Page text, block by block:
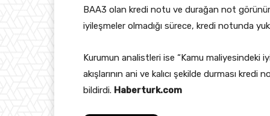
BAA3 olan kredi notu ve durağan not
iyileşmeler olmadığı sürece, kredi notunda
Kurumun analistleri ise “Kamu
akışlarının ani ve kalıcı şekilde durması
bildirdi. Haberturk.com